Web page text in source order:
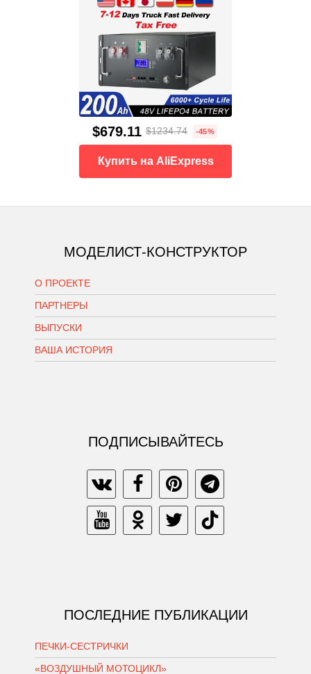
$679.11 $1234.74 -45%
Купить на AliExpress
МОДЕЛИСТ-КОНСТРУКТОР
О ПРОЕКТЕ
ПАРТНЕРЫ
ВЫПУСКИ
ВАША ИСТОРИЯ
ПОДПИСЫВАЙТЕСЬ
ПОСЛЕДНИЕ ПУБЛИКАЦИИ
ПЕЧКИ-СЕСТРИЧКИ
«ВОЗДУШНЫЙ МОТОЦИКЛ»